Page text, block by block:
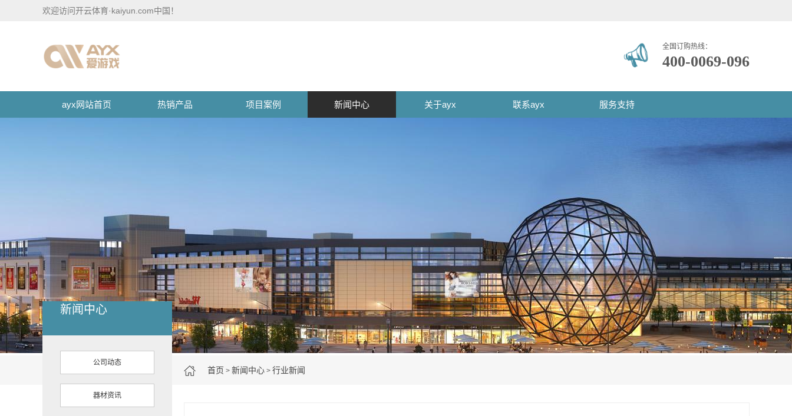
欢迎访问开云体育·kaiyun.com中国！
全国订购热线：
400-0069-096
ayx网站首页 热销产品 项目案例 新闻中心 关于ayx 联系ayx 服务支持
首页 > 新闻中心 > 行业新闻
新闻中心
公司动态
器材资讯